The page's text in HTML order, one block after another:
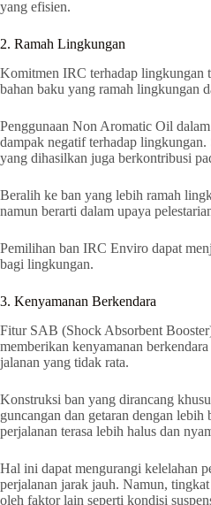
yang efisien.
2. Ramah Lingkungan
Komitmen IRC terhadap lingkungan
bahan baku yang ramah lingkungan
Penggunaan Non Aromatic Oil
dampak negatif terhadap
yang dihasilkan juga berkontribusi
Beralih ke ban yang lebih ramah
namun berarti dalam upaya
Pemilihan ban IRC Enviro dapat
bagi lingkungan.
3. Kenyamanan Berkendara
Fitur SAB (Shock Absorbent
memberikan kenyamanan
jalanan yang tidak rata.
Konstruksi ban yang dirancang
guncangan dan getaran dengan lebih
perjalanan terasa lebih halus dan
Hal ini dapat mengurangi kelelahan
perjalanan jarak jauh. Namun,
oleh faktor lain seperti kondisi